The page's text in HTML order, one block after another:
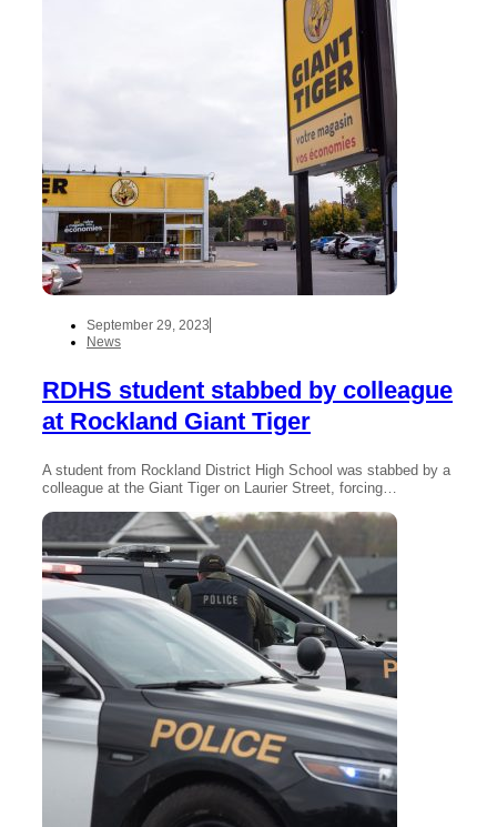
September 29, 2023
News
RDHS student stabbed by colleague
at Rockland Giant Tiger
A student from Rockland District High School was stabbed by a
colleague at the Giant Tiger on Laurier Street, forcing…